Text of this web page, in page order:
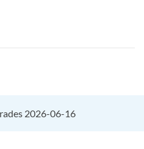
2026-06-16